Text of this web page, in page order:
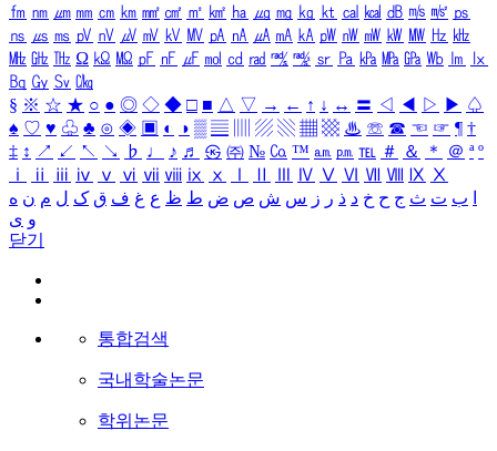
㎙ ㎚ ㎛ ㎜ ㎝ ㎞ ㎟ ㎠ ㎡ ㎢ ㏊ ㎍ ㎎ ㎏ ㏏ ㎈ ㎉ ㏈ ㎧ ㎨ ㎰
㎱ ㎲ ㎳ ㎴ ㎵ ㎶ ㎷ ㎸ ㎹ ㎀ ㎁ ㎂ ㎃ ㎄ ㎺ ㎻ ㎽ ㎾ ㎿ ㎐ ㎑
㎒ ㎓ ㎔ Ω ㏀ ㏁ ㎊ ㎋ ㎌ ㏖ ㏅ ㎭ ㎮ ㎯ ㏛ ㎩ ㎪ ㎫ ㎬ ㏝ ㏐
㏓
㏃ ㏉ ㏜ ㏆
§ ※ ☆ ★ ○ ● ◎ ◇ ◆ □ ■ △ ▽ → ← ↑ ↓ ↔ 〓 ◁ ◀ ▷ ▶ ♤
♠ ♡ ♥ ♧ ♣ ⊙ ◈ ▣ ◐ ◑ ▒ ▤ ▨ ▧ ▦ ▩ ♨ ☏ ☎ ☜ ☞ ¶ †
‡ ↕ ↗ ↙ ↖ ↘ ♭ ♩ ♪ ♬ ㉿ ㈜ № ㏇ ™ ㏂ ㏘ ℡ ＃ ＆ ＊ ＠ ª º
ⅰ
ⅱ ⅲ ⅳ ⅴ ⅵ ⅶ ⅷ ⅸ ⅹ Ⅳ Ⅴ Ⅵ Ⅶ Ⅷ Ⅸ Ⅹ
ب ت ث ج ح خ د ذ ر ز س ش ص ض ط ظ ع غ ف ق ک ل م ن ه
و ی
닫기
통합검색
국내학술논문
학위논문